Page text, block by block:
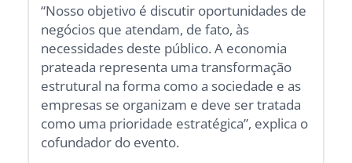
“Nosso objetivo é discutir oportunidades de
negócios que atendam, de fato, às
necessidades deste público. A economia
prateada representa uma transformação
estrutural na forma como a sociedade e as
empresas se organizam e deve ser tratada
como uma prioridade estratégica”, explica o
cofundador do evento.